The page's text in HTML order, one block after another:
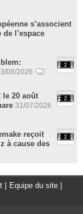
s’associent
l’espace
08/2026
le 20 août
31/07/2026
reçoit
à cause des
Equipe du site